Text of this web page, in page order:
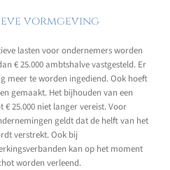
vormgeving
lasten voor ondernemers worden
€ 25.000 ambtshalve vastgesteld. Er
meer te worden ingediend. Ook hoeft
gemaakt. Het bijhouden van een
25.000 niet langer vereist. Voor
geldt dat de helft van het
verstrekt. Ook bij
kan op het moment
worden verleend.